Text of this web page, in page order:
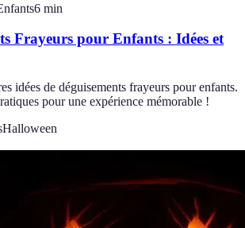
6 min
Frayeurs pour Enfants : Idées et
idées de déguisements frayeurs pour enfants.
pour une expérience mémorable !
Halloween